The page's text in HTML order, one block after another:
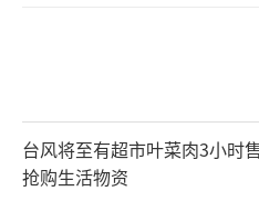
台风将至有超市叶菜肉3小时
抢购生活物资